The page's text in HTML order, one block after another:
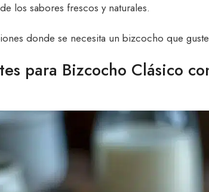
los sabores frescos y naturales.
donde se necesita un bizcocho que
para Bizcocho Clásico